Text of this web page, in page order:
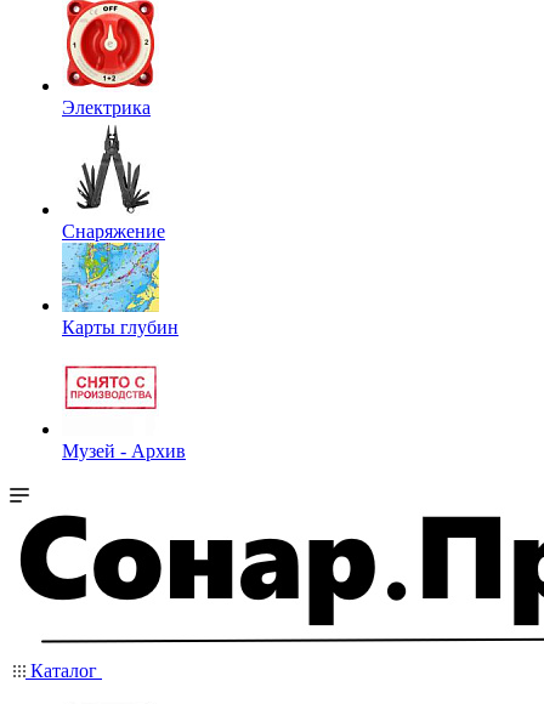
Электрика
Снаряжение
Карты глубин
Музей - Архив
Каталог